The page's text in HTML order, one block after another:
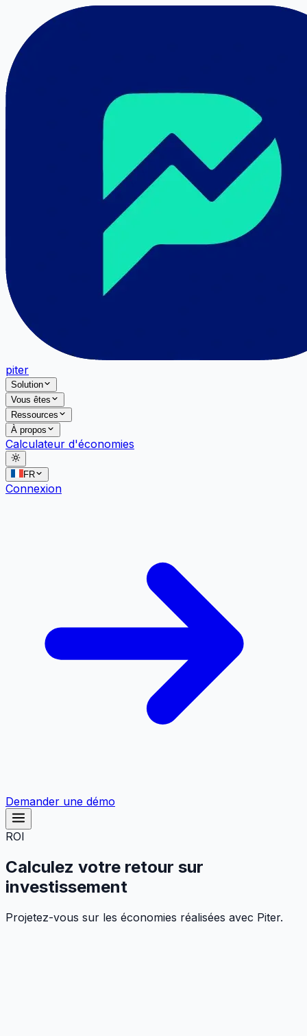
piter
Solution
Vous êtes
Ressources
À propos
Calculateur d'économies
FR
Connexion
Demander une démo
ROI
Calculez votre retour sur
investissement
Projetez-vous sur les économies réalisées avec Piter.